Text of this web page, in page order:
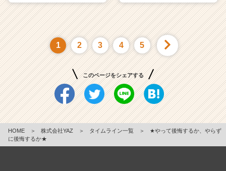
1 2 3 4 5
このページをシェアする
HOME ＞ 株式会社YAZ ＞ タイムライン一覧 ＞
★やって後悔するか、やらず
に後悔するか★